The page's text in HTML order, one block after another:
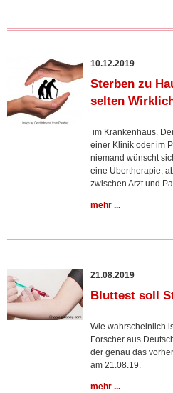
10.12.2019
Sterben zu
selten
im Krankenhaus.
einer Klinik oder im
niemand wünscht
eine Übertherapie,
zwischen Arzt und
mehr ...
21.08.2019
Bluttest soll
Wie wahrscheinlich
Forscher aus
der genau das
am 21.08.19.
mehr ...